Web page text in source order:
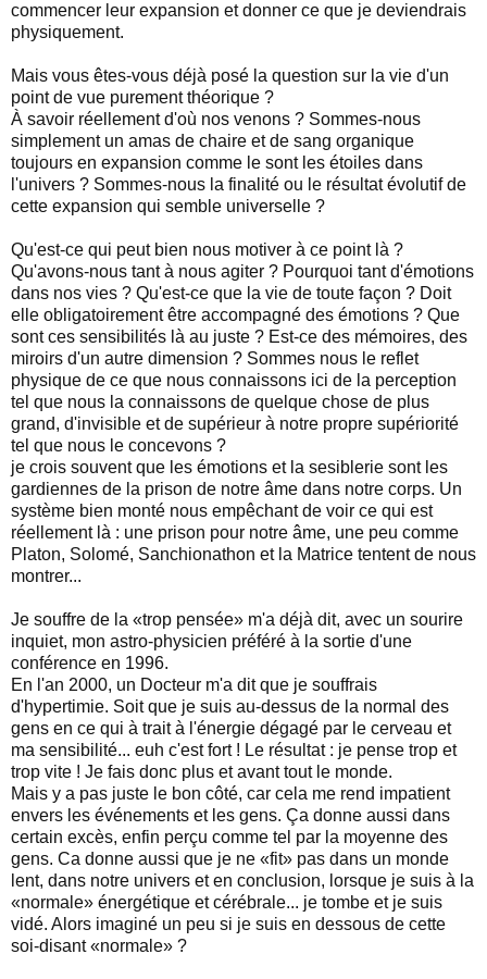
commencer leur expansion et donner ce que je deviendrais
physiquement.
Mais vous êtes-vous déjà posé la question sur la vie d'un
point de vue purement théorique ?
À savoir réellement d'où nos venons ? Sommes-nous
simplement un amas de chaire et de sang organique
toujours en expansion comme le sont les étoiles dans
l'univers ? Sommes-nous la finalité ou le résultat évolutif de
cette expansion qui semble universelle ?
Qu'est-ce qui peut bien nous motiver à ce point là ?
Qu'avons-nous tant à nous agiter ? Pourquoi tant d'émotions
dans nos vies ? Qu'est-ce que la vie de toute façon ? Doit
elle obligatoirement être accompagné des émotions ? Que
sont ces sensibilités là au juste ? Est-ce des mémoires, des
miroirs d'un autre dimension ? Sommes nous le reflet
physique de ce que nous connaissons ici de la perception
tel que nous la connaissons de quelque chose de plus
grand, d'invisible et de supérieur à notre propre supériorité
tel que nous le concevons ?
je crois souvent que les émotions et la sesiblerie sont les
gardiennes de la prison de notre âme dans notre corps. Un
système bien monté nous empêchant de voir ce qui est
réellement là : une prison pour notre âme, une peu comme
Platon, Solomé, Sanchionathon et la Matrice tentent de nous
montrer...
Je souffre de la «trop pensée» m'a déjà dit, avec un sourire
inquiet, mon astro-physicien préféré à la sortie d'une
conférence en 1996.
En l'an 2000, un Docteur m'a dit que je souffrais
d'hypertimie. Soit que je suis au-dessus de la normal des
gens en ce qui à trait à l'énergie dégagé par le cerveau et
ma sensibilité... euh c'est fort ! Le résultat : je pense trop et
trop vite ! Je fais donc plus et avant tout le monde.
Mais y a pas juste le bon côté, car cela me rend impatient
envers les événements et les gens. Ça donne aussi dans
certain excès, enfin perçu comme tel par la moyenne des
gens. Ca donne aussi que je ne «fit» pas dans un monde
lent, dans notre univers et en conclusion, lorsque je suis à la
«normale» énergétique et cérébrale... je tombe et je suis
vidé. Alors imaginé un peu si je suis en dessous de cette
soi-disant «normale» ?